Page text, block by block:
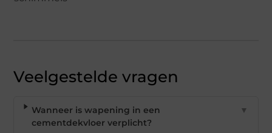
Veelgestelde vragen
Wanneer is wapening in een
cementdekvloer verplicht?
▼